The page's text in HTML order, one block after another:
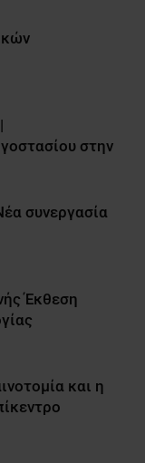
στην
συνεργασία
Έκθεση
και η